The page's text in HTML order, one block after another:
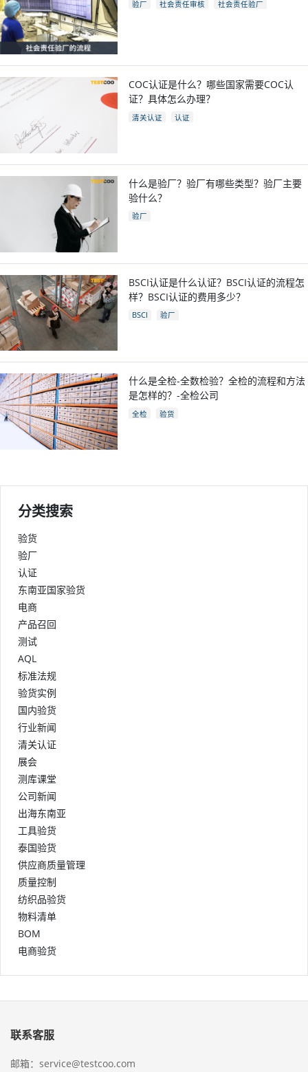
验厂 社会责任审核
社会责任验厂
COC认证是什么？哪些国家需要COC认
证？具体怎么办理？
清关认证 认证
什么是验厂？验厂有哪些类型？验厂主要
验什么？
验厂
BSCI认证是什么认证？BSCI认证的流程怎
样？BSCI认证的费用多少？
BSCI 验厂
什么是全检-全数检验？全检的流程和方法
是怎样的？-全检公司
全检 验货
分类搜索
验货
验厂
认证
东南亚国家验货
电商
产品召回
测试
AQL
标准法规
验货实例
国内验货
行业新闻
清关认证
展会
测库课堂
公司新闻
出海东南亚
工具验货
泰国验货
供应商质量管理
质量控制
纺织品验货
物料清单
BOM
电商验货
联系客服
邮箱：service@testcoo.com